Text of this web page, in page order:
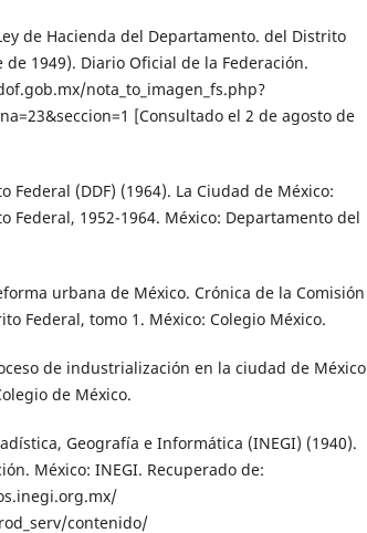
de Hacienda del Departamento. del Distrito
1949). Diario Oficial de la Federación.
nota_to_imagen_fs.php?
[Consultado el 2 de agosto de
Federal (DDF) (1964). La Ciudad de México:
Federal, 1952-1964. México: Departamento del
urbana de México. Crónica de la Comisión
Federal, tomo 1. México: Colegio México.
de industrialización en la ciudad de México
de México.
Geografía e Informática (INEGI) (1940).
México: INEGI. Recuperado de:
contenido/